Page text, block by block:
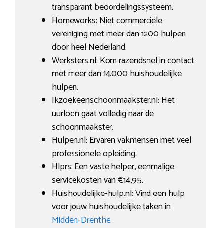
transparant beoordelingssysteem.
Homeworks: Niet commerciële
vereniging met meer dan 1200 hulpen
door heel Nederland.
Werksters.nl: Kom razendsnel in contact
met meer dan 14.000 huishoudelijke
hulpen.
Ikzoekeenschoonmaakster.nl: Het
uurloon gaat volledig naar de
schoonmaakster.
Hulpen.nl: Ervaren vakmensen met veel
professionele opleiding.
Hlprs: Een vaste helper, eenmalige
servicekosten van €14,95.
Huishoudelijke-hulp.nl: Vind een hulp
voor jouw huishoudelijke taken in
Midden-Drenthe.